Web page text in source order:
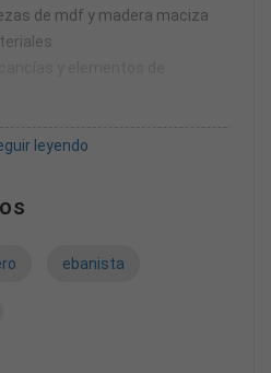
de mdf y madera maciza
(escuadradora, sierra
leyendo
ebanista